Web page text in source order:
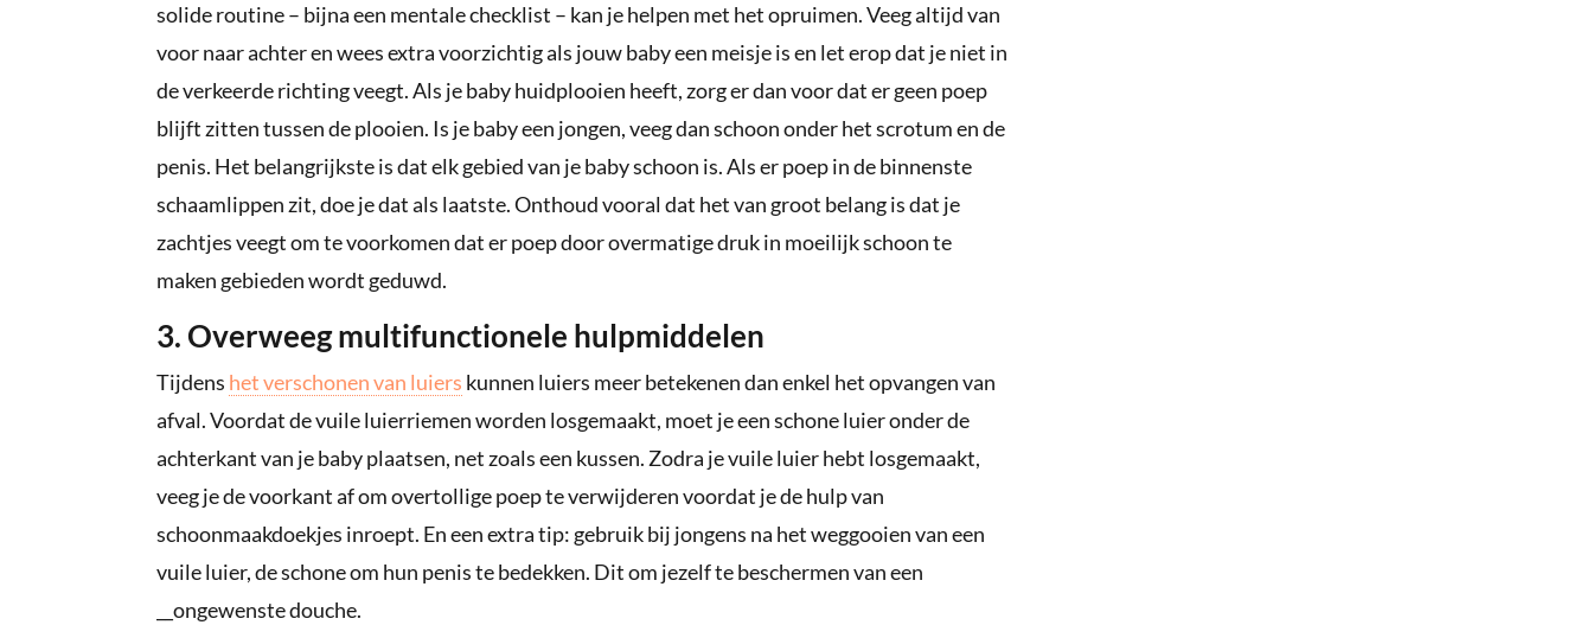
solide routine – bijna een mentale checklist – kan je helpen met het opruimen. Veeg altijd van
voor naar achter en wees extra voorzichtig als jouw baby een meisje is en let erop dat je niet in
de verkeerde richting veegt. Als je baby huidplooien heeft, zorg er dan voor dat er geen poep
blijft zitten tussen de plooien. Is je baby een jongen, veeg dan schoon onder het scrotum en de
penis. Het belangrijkste is dat elk gebied van je baby schoon is. Als er poep in de binnenste
schaamlippen zit, doe je dat als laatste. Onthoud vooral dat het van groot belang is dat je
zachtjes veegt om te voorkomen dat er poep door overmatige druk in moeilijk schoon te
maken gebieden wordt geduwd.
3. Overweeg multifunctionele hulpmiddelen
Tijdens het verschonen van luiers kunnen luiers meer betekenen dan enkel het opvangen van
afval. Voordat de vuile luierriemen worden losgemaakt, moet je een schone luier onder de
achterkant van je baby plaatsen, net zoals een kussen. Zodra je vuile luier hebt losgemaakt,
veeg je de voorkant af om overtollige poep te verwijderen voordat je de hulp van
schoonmaakdoekjes inroept. En een extra tip: gebruik bij jongens na het weggooien van een
vuile luier, de schone om hun penis te bedekken. Dit om jezelf te beschermen van een
__ongewenste douche.